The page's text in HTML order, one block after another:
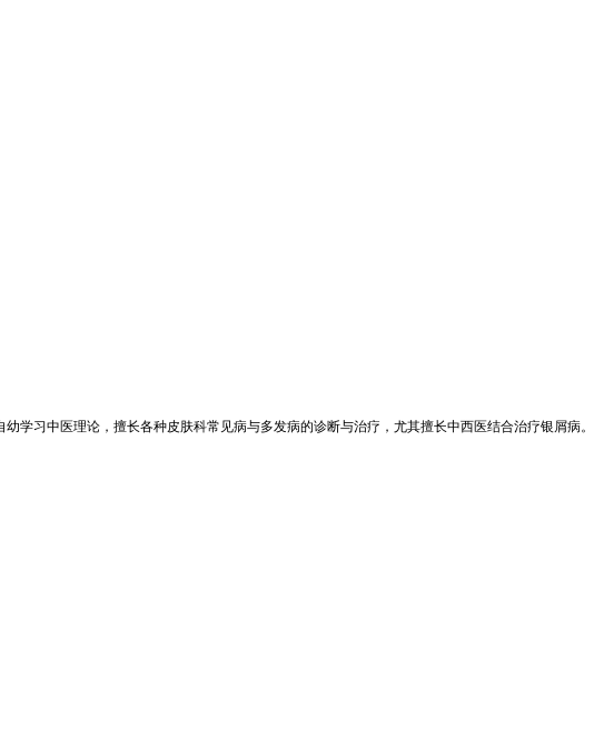
习中医理论，擅长各种皮肤科常见病与多发病的诊断与治疗，尤其擅长中西医结合治疗银屑病。